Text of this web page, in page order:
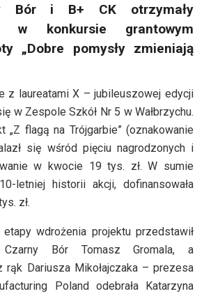
Bór i B+ CK otrzymały
w konkursie grantowym
„Dobre pomysły zmieniają
z laureatami X – jubileuszowej edycji
w Zespole Szkół Nr 5 w Wałbrzychu.
„Z flagą na Trójgarbie” (oznakowanie
się wśród pięciu nagrodzonych i
w kwocie 19 tys. zł. W sumie
letniej historii akcji, dofinansowała
zł.
etapy wdrożenia projektu przedstawił
Czarny Bór Tomasz Gromala, a
Dariusza Mikołajczaka – prezesa
Poland odebrała Katarzyna